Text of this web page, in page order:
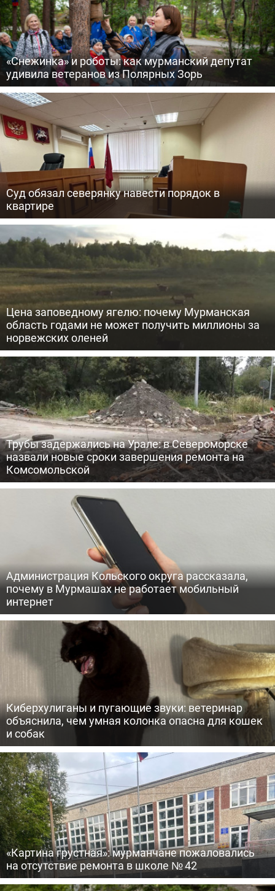
«Снежинка» и роботы: как мурманский депутат
удивила ветеранов из Полярных Зорь
Суд обязал северянку навести порядок в
квартире
Цена заповедному ягелю: почему Мурманская
область годами не может получить миллионы за
норвежских оленей
Трубы задержались на Урале: в Североморске
назвали новые сроки завершения ремонта на
Комсомольской
Администрация Кольского округа рассказала,
почему в Мурмашах не работает мобильный
интернет
Киберхулиганы и пугающие звуки: ветеринар
объяснила, чем умная колонка опасна для кошек
и собак
«Картина грустная»: мурманчане пожаловались
на отсутствие ремонта в школе № 42